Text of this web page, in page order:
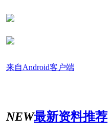
来自Android客户端
NEW最新资料推荐